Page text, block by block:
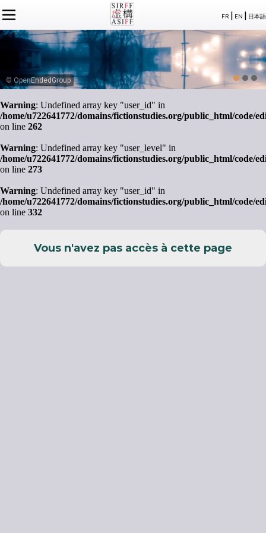
FR | EN | 日本語
L'ASSOCIATION
À PROPOS
ADHÉSION
ACTUALITÉS SIRFF
NOS CONGRÈS
SÉMINAIRES
ACTUALITÉS SUR LA FICTION
ÉVÉNEMENTS
MEMBRES
LE CONSEIL D’ADMINISTRATION
MEMBRES FONDATEURS
© OpenEndedGroup
Warning: Undefined array key "user_id" in
/home/u722641772/domains/fictionstudies.org/public_html/code/
on line 262
Warning: Undefined array key "user_level" in
/home/u722641772/domains/fictionstudies.org/public_html/code/
on line 273
Warning: Undefined array key "user_id" in
/home/u722641772/domains/fictionstudies.org/public_html/code/
on line 332
Vous n'avez pas accès à cette page